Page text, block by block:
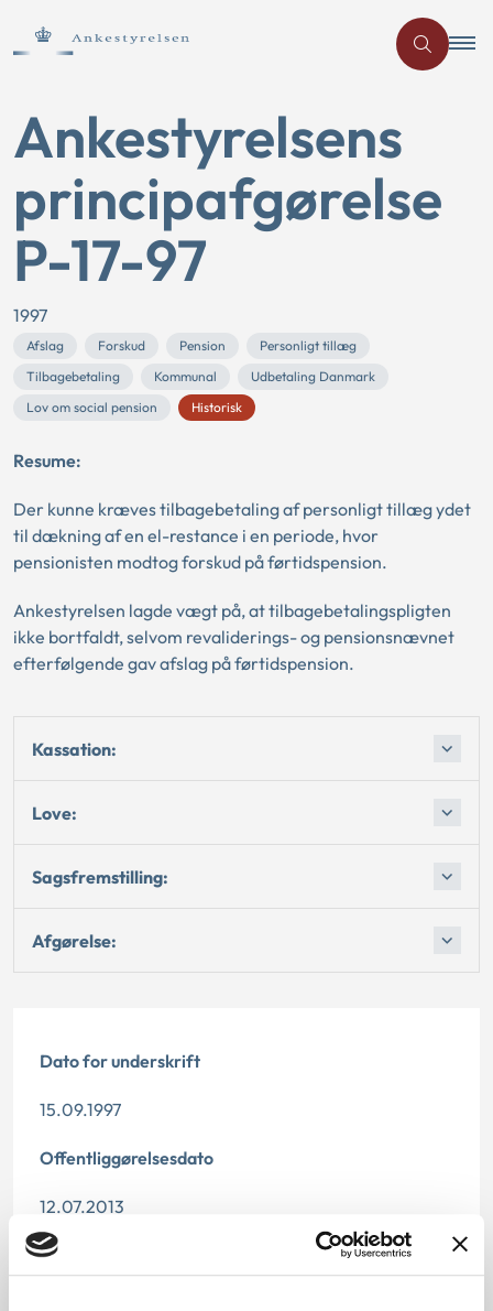
Ankestyrelsens
principafgørelse
P-17-97
1997
Afslag Forskud Pension
Personligt tillæg
Tilbagebetaling
Kommunal
Udbetaling Danmark
Lov om social pension
Historisk
Resume:
Der kunne kræves tilbagebetaling af personligt tillæg ydet
til dækning af en el-restance i en periode, hvor
pensionisten modtog forskud på førtidspension.
Ankestyrelsen lagde vægt på, at tilbagebetalingspligten
ikke bortfaldt, selvom revaliderings- og pensionsnævnet
efterfølgende gav afslag på førtidspension.
Kassation:
Love:
Sagsfremstilling:
Afgørelse:
Dato for underskrift
15.09.1997
Offentliggørelsesdato
12.07.2013
Paragraf